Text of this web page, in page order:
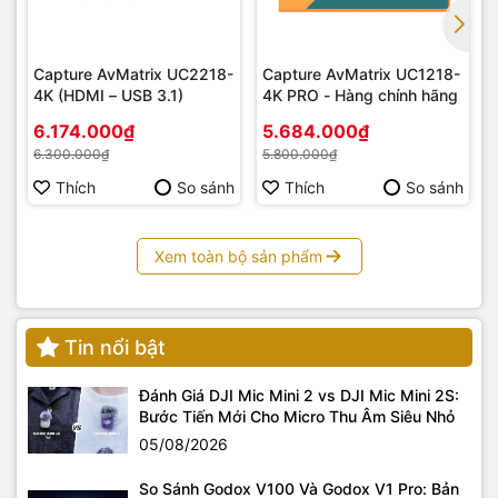
Chân đèn Tolifo CTZ-210 là công cụ lý tưởng cho:
Nhiếp ảnh gia & Quay phim di động:
LED, đèn flash rời hoặc các thiết bị chiếu sáng nhỏ gọn
Capture AvMatrix UC2218-
4K (HDMI – USB 3.1)
6.174.000₫
6.300.000₫
Thích So sánh
Capture AvMatrix UC1218-
4K PRO - Hàng chính hãng
5.684.000₫
5.800.000₫
Thích So sánh
Xem toàn bộ sản phẩm
Tin nổi bật
Đánh Giá DJI Mic Mini 2 vs DJI Mic Mini 2S:
Bước Tiến Mới Cho Micro Thu Âm Siêu Nhỏ
05/08/2026
So Sánh Godox V100 Và Godox V1 Pro: Bản